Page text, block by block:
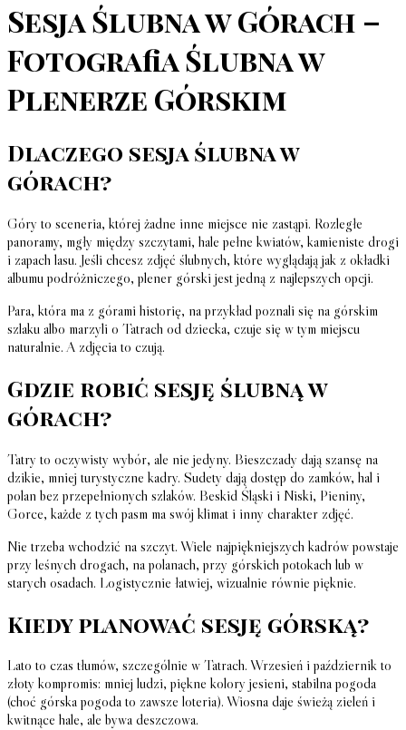
Sesja Ślubna w Górach –
Fotografia Ślubna w
Plenerze Górskim
Dlaczego sesja ślubna w
górach?
Góry to sceneria, której żadne inne miejsce nie zastąpi. Rozległe
panoramy, mgły między szczytami, hale pełne kwiatów, kamieniste drogi
i zapach lasu. Jeśli chcesz zdjęć ślubnych, które wyglądają jak z okładki
albumu podróżniczego, plener górski jest jedną z najlepszych opcji.
Para, która ma z górami historię, na przykład poznali się na górskim
szlaku albo marzyli o Tatrach od dziecka, czuje się w tym miejscu
naturalnie. A zdjęcia to czują.
Gdzie robić sesję ślubną w
górach?
Tatry to oczywisty wybór, ale nie jedyny. Bieszczady dają szansę na
dzikie, mniej turystyczne kadry. Sudety dają dostęp do zamków, hal i
polan bez przepełnionych szlaków. Beskid Śląski i Niski, Pieniny,
Gorce, każde z tych pasm ma swój klimat i inny charakter zdjęć.
Nie trzeba wchodzić na szczyt. Wiele najpiękniejszych kadrów powstaje
przy leśnych drogach, na polanach, przy górskich potokach lub w
starych osadach. Logistycznie łatwiej, wizualnie równie pięknie.
Kiedy planować sesję górską?
Lato to czas tłumów, szczególnie w Tatrach. Wrzesień i październik to
złoty kompromis: mniej ludzi, piękne kolory jesieni, stabilna pogoda
(choć górska pogoda to zawsze loteria). Wiosna daje świeżą zieleń i
kwitnące hale, ale bywa deszczowa.